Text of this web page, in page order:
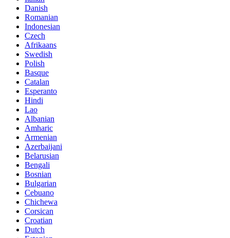
Danish
Romanian
Indonesian
Czech
Afrikaans
Swedish
Polish
Basque
Catalan
Esperanto
Hindi
Lao
Albanian
Amharic
Armenian
Azerbaijani
Belarusian
Bengali
Bosnian
Bulgarian
Cebuano
Chichewa
Corsican
Croatian
Dutch